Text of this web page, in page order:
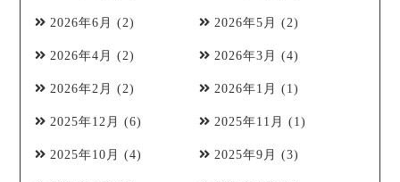
2026年6月 (2) 2026年5月 (2)
2026年4月 (2) 2026年3月 (4)
2026年2月 (2) 2026年1月 (1)
2025年12月 (6) 2025年11月 (1)
2025年10月 (4) 2025年9月 (3)